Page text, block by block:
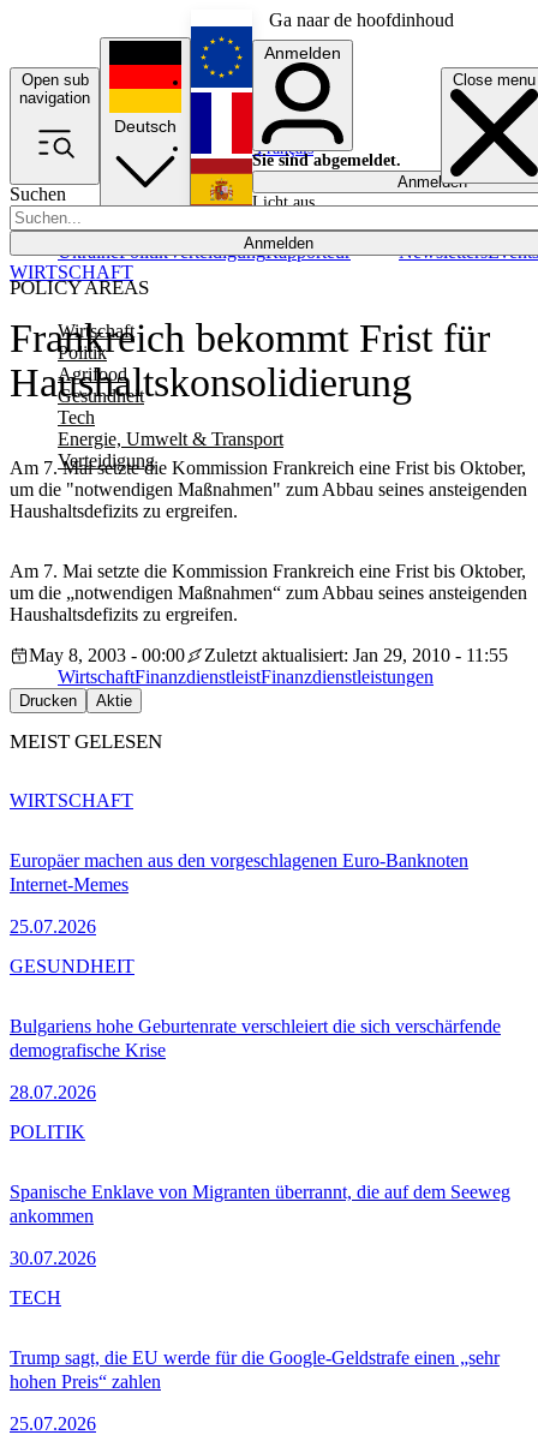
Ga naar de hoofdinhoud
Open sub
navigation
Close menu
Suchen
Anmelden
POLICY AREAS
Wirtschaft
Politik
Agrifood
Gesundheit
Tech
Energie, Umwelt & Transport
Verteidigung
UkrainePolitikVerteidigungRapporteur NewslettersEvents
Deutsch
English
Français
Anmelden
Sie sind abgemeldet.
Anmelden
Licht aus
Frankreich bekommt Frist für
Haushaltskonsolidierung
Am 7. Mai setzte die Kommission Frankreich eine Frist bis Oktober,
um die "notwendigen Maßnahmen" zum Abbau seines ansteigenden
Haushaltsdefizits zu ergreifen.
WIRTSCHAFT
Am 7. Mai setzte die Kommission Frankreich eine Frist bis Oktober,
um die „notwendigen Maßnahmen“ zum Abbau seines ansteigenden
Haushaltsdefizits zu ergreifen.
May 8, 2003 - 00:00
Zuletzt aktualisiert: Jan 29, 2010 - 11:55
WirtschaftFinanzdienstleistFinanzdienstleistungen
Drucken Aktie
MEIST GELESEN
Europäer machen aus den vorgeschlagenen Euro-Banknoten
Internet-Memes
25.07.2026
WIRTSCHAFT
Bulgariens hohe Geburtenrate verschleiert die sich verschärfende
demografische Krise
28.07.2026
GESUNDHEIT
Spanische Enklave von Migranten überrannt, die auf dem Seeweg
ankommen
30.07.2026
POLITIK
Trump sagt, die EU werde für die Google-Geldstrafe einen „sehr
hohen Preis“ zahlen
25.07.2026
TECH